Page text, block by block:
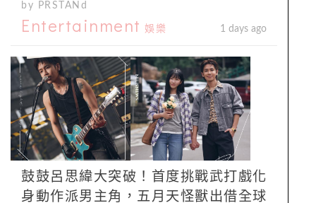
by PRSTANd
Entertainment 娛樂 1 days ago
鼓鼓呂思緯大突破！首度挑戰武打戲化
身動作派男主角，五月天怪獸出借全球